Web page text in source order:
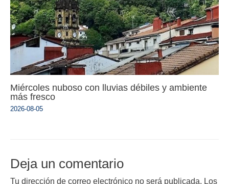
Miércoles nuboso con lluvias débiles y ambiente
más fresco
2026-08-05
Deja un comentario
Tu dirección de correo electrónico no será publicada. Los